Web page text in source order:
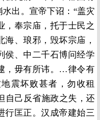
出。宣帝下诏：“盖灾
，奉宗庙，托于士民之
、琅邪，毁坏宗庙，
侯、中二千石博问经学
，毋有所讳。…律令有
震坏败甚者，勿收租
自己反省施政之失，还
行匡正。汉成帝建始三